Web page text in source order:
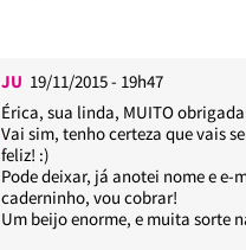
JU 19/11/2015 - 19h47
Érica, sua linda, MUITO
Vai sim, tenho certeza que vais
feliz! :)
Pode deixar, já anotei nome e e-
caderninho, vou cobrar!
Um beijo enorme, e muita sorte